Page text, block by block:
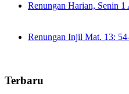
Renungan Harian, Senin 1
Renungan Injil Mat. 13:
Terbaru